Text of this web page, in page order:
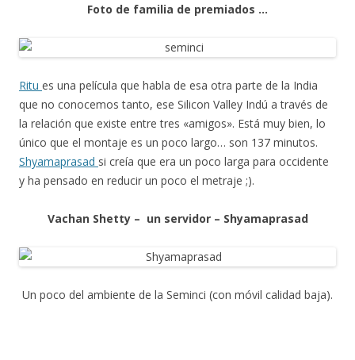
Foto de familia de premiados …
Ritu es una película que habla de esa otra parte de la India
que no conocemos tanto, ese Silicon Valley Indú a través de
la relación que existe entre tres «amigos». Está muy bien, lo
único que el montaje es un poco largo… son 137 minutos.
Shyamaprasad si creía que era un poco larga para occidente
y ha pensado en reducir un poco el metraje ;).
Vachan Shetty – un servidor – Shyamaprasad
Un poco del ambiente de la Seminci (con móvil calidad baja).